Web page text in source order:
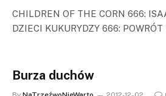
CHILDREN OF THE CORN 666:
DZIECI KUKURYDZY 666:
Burza duchów